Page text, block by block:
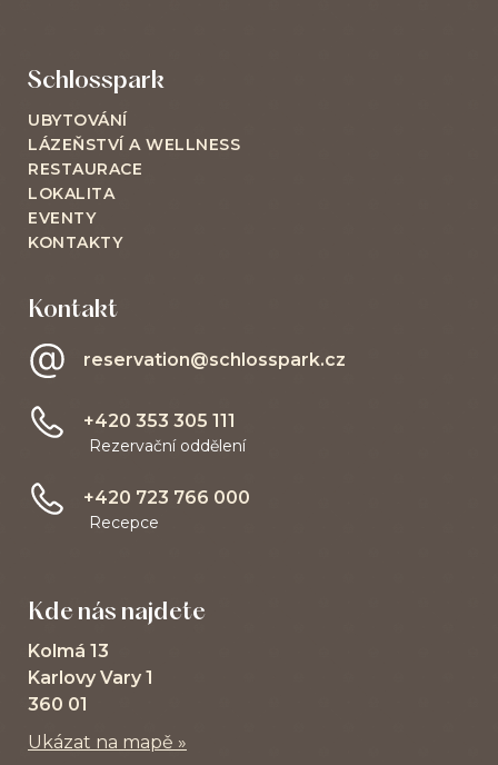
Schlosspark
UBYTOVÁNÍ
LÁZEŇSTVÍ A WELLNESS
RESTAURACE
LOKALITA
EVENTY
KONTAKTY
Kontakt
reservation@schlosspark.cz
+420 353 305 111
Rezervační oddělení
+420 723 766 000
Recepce
Kde nás najdete
Kolmá 13
Karlovy Vary 1
360 01
Ukázat na mapě »